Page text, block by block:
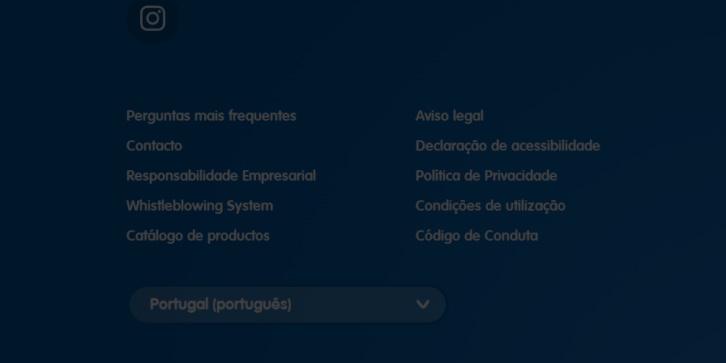
Instagram
Perguntas mais frequentes
Contacto
Responsabilidade Empresarial
Whistleblowing System
Catálogo de productos
Aviso legal
Declaração de acessibilidade
Política de Privacidade
Condições de utilização
Código de Conduta
versão